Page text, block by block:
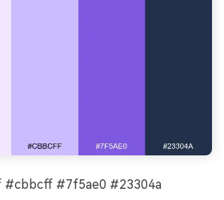
#7f5ae0 #23304a